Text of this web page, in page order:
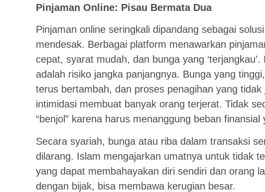
Pinjaman Online: Pisau Bermata Dua
Pinjaman online seringkali dipandang sebagai
mendesak. Berbagai platform menawarkan
cepat, syarat mudah, dan bunga yang
adalah risiko jangka panjangnya. Bunga yang
terus bertambah, dan proses penagihan yang
intimidasi membuat banyak orang terjerat. Tidak
“benjol” karena harus menanggung beban
Secara syariah, bunga atau riba dalam transaksi
dilarang. Islam mengajarkan umatnya untuk tidak
yang dapat membahayakan diri sendiri dan orang
dengan bijak, bisa membawa kerugian besar.